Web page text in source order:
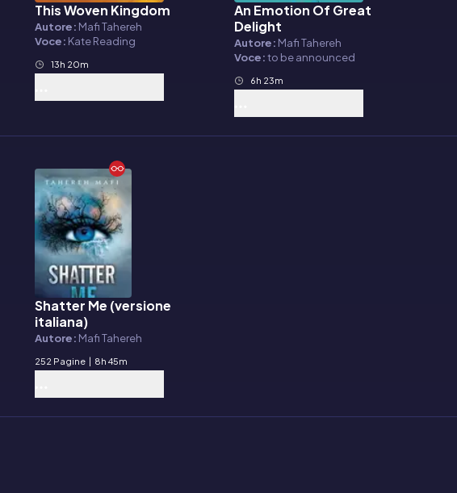
Audiolibro
This Woven Kingdom
Autore: Mafi Tahereh
Voce: Kate Reading
13h 20m
Audiolibro
An Emotion Of Great
Delight
Autore: Mafi Tahereh
Voce:to be announced
6h 23m
E-book
Shatter Me (versione
italiana)
Autore: Mafi Tahereh
252 Pagine | 8h 45m